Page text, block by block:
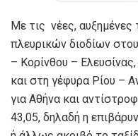
Με τις νέες,
πλευρικών διοδίων
– Κορίνθου –
και στη γέφυρα Ρίου –
για Αθήνα και
43,05, δηλαδή η